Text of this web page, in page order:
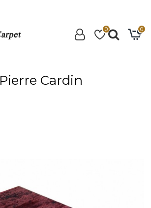
0 0
Pierre Cardin